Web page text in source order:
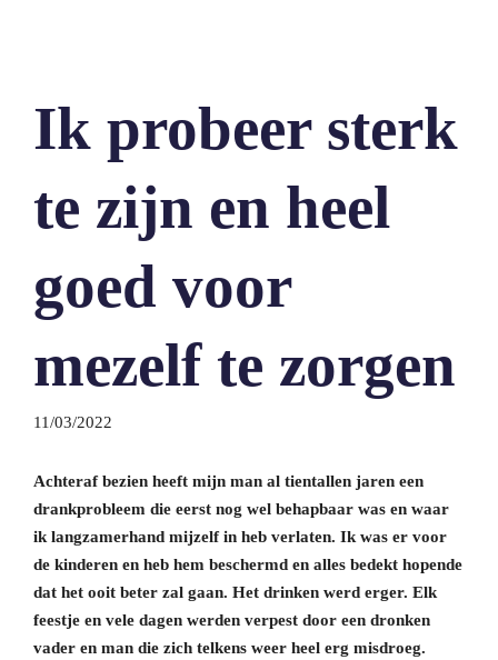
Ik probeer sterk
te zijn en heel
goed voor
mezelf te zorgen
11/03/2022
Achteraf bezien heeft mijn man al tientallen jaren een
drankprobleem die eerst nog wel behapbaar was en waar
ik langzamerhand mijzelf in heb verlaten. Ik was er voor
de kinderen en heb hem beschermd en alles bedekt hopende
dat het ooit beter zal gaan. Het drinken werd erger. Elk
feestje en vele dagen werden verpest door een dronken
vader en man die zich telkens weer heel erg misdroeg.